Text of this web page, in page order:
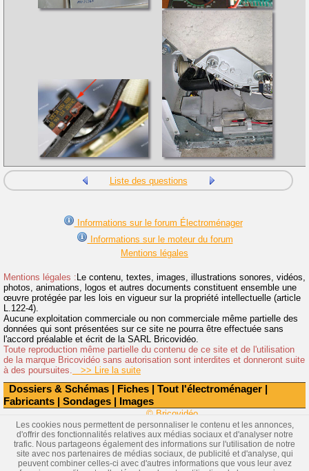
Dossiers & Schémas | Fiches | Tout l'électroménager |
Fabricants | Sondages | Images
Liste des questions
Informations sur le forum Électroménager
Informations sur le moteur du forum
Mentions légales
Mentions légales : Le contenu, textes, images, illustrations sonores, vidéos,
photos, animations, logos et autres documents constituent ensemble une
œuvre protégée par les lois en vigueur sur la propriété intellectuelle (article
L.122-4).
Aucune exploitation commerciale ou non commerciale même partielle des
données qui sont présentées sur ce site ne pourra être effectuée sans
l'accord préalable et écrit de la SARL Bricovidéo.
Toute reproduction même partielle du contenu de ce site et de l'utilisation
de la marque Bricovidéo sans autorisation sont interdites et donneront suite
à des poursuites. >> Lire la suite
© Bricovidéo
Les cookies nous permettent de personnaliser le contenu et les annonces,
d'offrir des fonctionnalités relatives aux médias sociaux et d'analyser notre
trafic. Nous partageons également des informations sur l'utilisation de notre
site avec nos partenaires de médias sociaux, de publicité et d'analyse, qui
peuvent combiner celles-ci avec d'autres informations que vous leur avez